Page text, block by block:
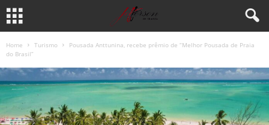
Home Turismo
Pousada Anttunina, recebe prêmio de “Melhor Pousada de Praia
do Brasil”